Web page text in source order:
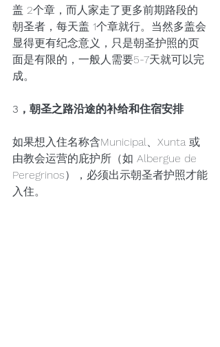
盖 2个章，而人家走了更多前期路段的
朝圣者，每天盖 1个章就行。当然多盖会
显得更有纪念意义，只是朝圣护照的页
面是有限的，一般人需要5-7天就可以完
成。
3，朝圣之路沿途的补给和住宿安排
如果想入住名称含Municipal、Xunta 或
由教会运营的庇护所（如 Albergue de
Peregrinos），必须出示朝圣者护照才能
入住。